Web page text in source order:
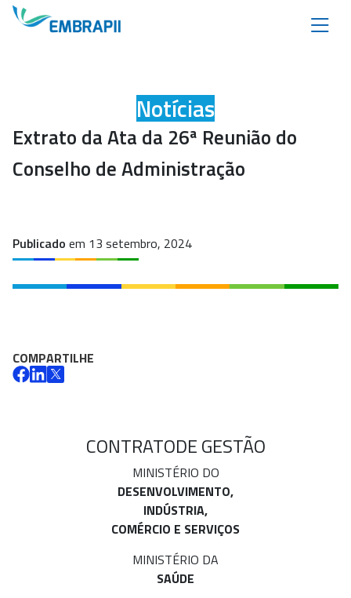
Notícias
Extrato da Ata da 26ª Reunião do
Conselho de Administração
Publicado em 13 setembro, 2024
COMPARTILHE
CONTRATODE GESTÃO
MINISTÉRIO DO
DESENVOLVIMENTO,
INDÚSTRIA,
COMÉRCIO E SERVIÇOS
MINISTÉRIO DA
SAÚDE